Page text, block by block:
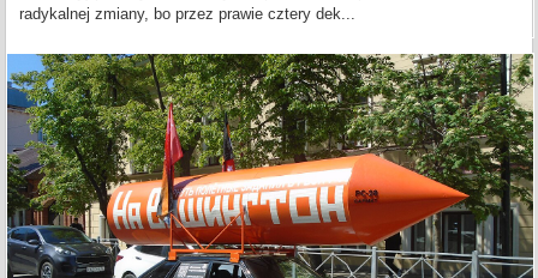
radykalnej zmiany, bo przez prawie cztery dek...